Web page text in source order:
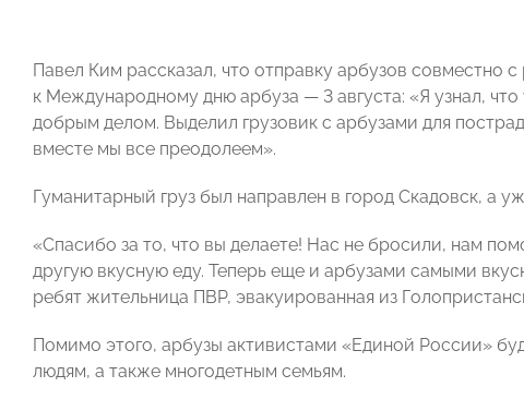
Павел Ким рассказал, что отправку арбузов
к Международному дню арбуза — 3 августа: «Я узнал,
добрым делом. Выделил грузовик с арбузами для
вместе мы все преодолеем».
Гуманитарный груз был направлен в город Скадовск, а
«Спасибо за то, что вы делаете! Нас не бросили, нам
другую вкусную еду. Теперь еще и арбузами самыми
ребят жительница ПВР, эвакуированная из
Помимо этого, арбузы активистами «Единой России»
людям, а также многодетным семьям.